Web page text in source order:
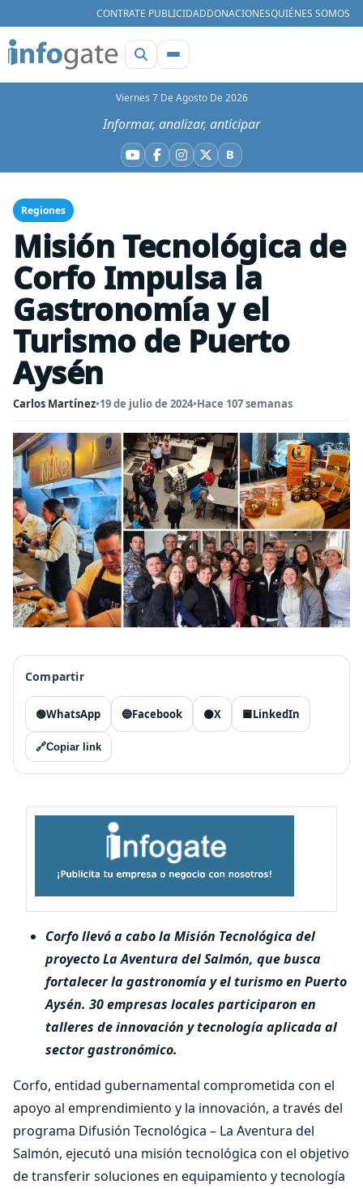
CONTRATE PUBLICIDADDONACIONESQUIÉNES SOMOS
Viernes 7 De Agosto De 2026
Informar, analizar, anticipar
YouTube
Facebook
Instagram
X BBluesky
Regiones
Misión Tecnológica de
Corfo Impulsa la
Gastronomía y el
Turismo de Puerto
Aysén
Carlos Martínez•19 de julio de 2024•Hace 107 semanas
Compartir
🟢WhatsApp 🔵Facebook ⚫X 🟦LinkedIn
🔗Copiar link
Corfo llevó a cabo la Misión Tecnológica del
proyecto La Aventura del Salmón, que busca
fortalecer la gastronomía y el turismo en Puerto
Aysén. 30 empresas locales participaron en
talleres de innovación y tecnología aplicada al
sector gastronómico.
Corfo, entidad gubernamental comprometida con el
apoyo al emprendimiento y la innovación, a través del
programa Difusión Tecnológica – La Aventura del
Salmón, ejecutó una misión tecnológica con el objetivo
de transferir soluciones en equipamiento y tecnología